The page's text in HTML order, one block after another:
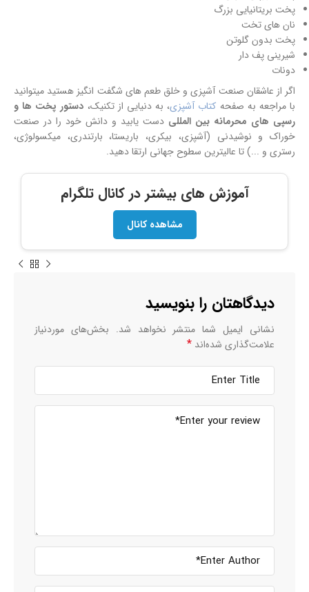
پخت بریتانیایی بزرگ
نان های تخت
پخت بدون گلوتن
شیرینی پف دار
دونات
اگر از عاشقان صنعت آشپزی و خلق طعم های شگفت انگیز هستید میتوانید
با مراجعه به صفحه کتاب آشپزی، به دنیایی از تکنیک، دستور پخت ها و
رسپی های محرمانه بین المللی دست یابید و دانش خود را در صنعت
خوراک و نوشیدنی (آشپزی، بیکری، باریستا، بارتندری، میکسولوژی،
رستری و ...) تا عالیترین سطوح جهانی ارتقا دهید.
آموزش های بیشتر در کانال تلگرام
مشاهده کانال
دیدگاهتان را بنویسید
نشانی ایمیل شما منتشر نخواهد شد. بخش‌های موردنیاز
علامت‌گذاری شده‌اند *